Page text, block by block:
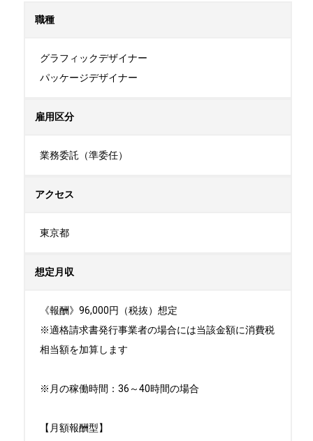
職種
グラフィックデザイナー
パッケージデザイナー
雇用区分
業務委託（準委任）
アクセス
東京都
想定月収
《報酬》96,000円（税抜）想定
※適格請求書発行事業者の場合には当該金額に消費税
相当額を加算します
※月の稼働時間：36～40時間の場合
【月額報酬型】